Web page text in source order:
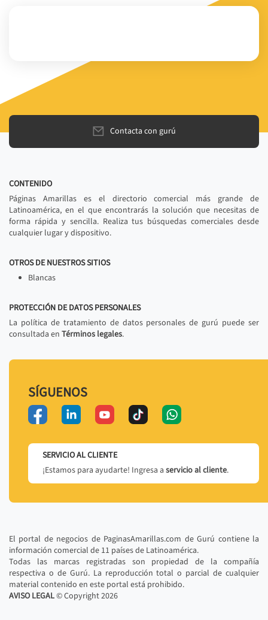
Contacta con gurú
CONTENIDO
Páginas Amarillas es el directorio comercial más grande de
Latinoamérica, en el que encontrarás la solución que necesitas de
forma rápida y sencilla. Realiza tus búsquedas comerciales desde
cualquier lugar y dispositivo.
OTROS DE NUESTROS SITIOS
Blancas
PROTECCIÓN DE DATOS PERSONALES
La política de tratamiento de datos personales de gurú puede ser
consultada en Términos legales.
SÍGUENOS
SERVICIO AL CLIENTE
¡Estamos para ayudarte! Ingresa a servicio al cliente.
El portal de negocios de PaginasAmarillas.com de Gurú contiene la
información comercial de 11 países de Latinoamérica.
Todas las marcas registradas son propiedad de la compañía
respectiva o de Gurú. La reproducción total o parcial de cualquier
material contenido en este portal está prohibido.
AVISO LEGAL© Copyright2026